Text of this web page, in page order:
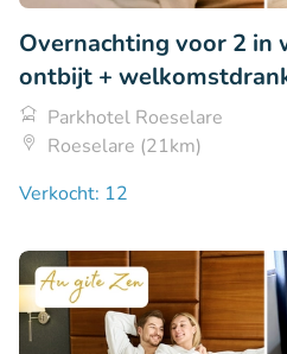
Overnachting voor 2 in
ontbijt +
Parkhotel Roeselare
Roeselare (21km)
Verkocht: 12